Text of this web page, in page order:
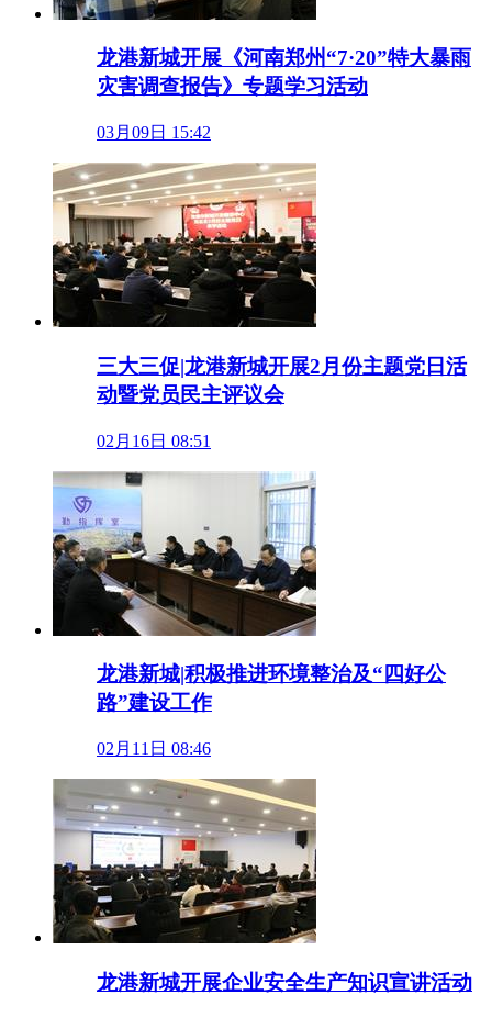
龙港新城开展《河南郑州“7·20”特大暴雨
灾害调查报告》专题学习活动
03月09日 15:42
三大三促|龙港新城开展2月份主题党日活
动暨党员民主评议会
02月16日 08:51
龙港新城|积极推进环境整治及“四好公
路”建设工作
02月11日 08:46
龙港新城开展企业安全生产知识宣讲活动